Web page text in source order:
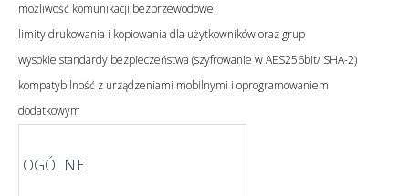
możliwość komunikacji bezprzewodowej
limity drukowania i kopiowania dla użytkowników oraz grup
wysokie standardy bezpieczeństwa (szyfrowanie w AES256bit/ SHA-2)
kompatybilność z urządzeniami mobilnymi i oprogramowaniem
dodatkowym
OGÓLNE